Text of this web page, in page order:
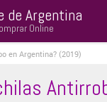
de Argentina
Online
en Argentina? (2019)